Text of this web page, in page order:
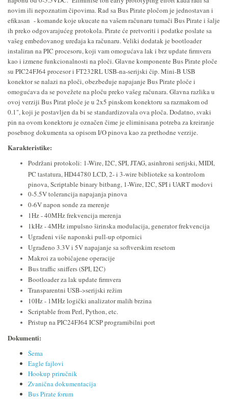
novim ili nepoznatim čipovima. Rad sa Bus Pirate pločom je jednostavan i
efikasan - komande koje ukucate na vašem računaru tumači Bus Pirate i šalje
ih preko odgovarajućeg protokola. Pirate će pretvoriti i podatke poslate sa
vašeg embedovanog uređaja ka računaru. Veliki dodatak je bootloader
instaliran na PIC procesoru, koji vam omogućava lak i brz update firmvera
kao i izmene funkcionalnosti na ploči. Glavne komponente Bus Pirate ploče
su PIC24FJ64 procesor i FT232RL USB-na-serijski čip. Mini-B USB
konektor se nalazi na ploči, obezbeđuje napajanje Bus Pirate ploče i
omogućava da se povežete na ploču preko vašeg računara. Glavna razlika u
ovoj verziji Bus Pirat ploče je u 2x5 pinskom konektoru sa razmakom od
0.1", koji je postavljen dabi se standardizovala ova ploča. Dodatno, svaki
pin na ovom konektoru je označen čime je eliminisana potreba za kreiranje
posebnog dokumenta sa opisom I/O pinova kao za prethodne verzije.
Karakteristike:
Podržani protokoli: 1-Wire, I2C, SPI, JTAG, asinhroni serijski, MIDI,
PC tastatura, HD44780 LCD, 2- i 3-wire biblioteke sa kontrolom
pinova, Scriptable binary bitbang, 1-Wire, I2C, SPI i UART modovi
0-5.5V tolerancija napajanja pinova
0-6V napon sonde za merenje
1Hz - 40MHz frekvencija merenja
1kHz - 4MHz impulsno širinska modulacija, generator frekvencija
Ugrađeni više naponski pull-up otpornici
Ugrađeno 3.3V i 5V napajanje sa softverskim resetom
Makroi za uobičajene operacije
Bus traffic sniffers (SPI, I2C)
Bootloader za lak update firmvera
Transparentni USB->serijski režim
10Hz - 1MHz logički analizator malih brzina
Scriptable from Perl, Python, etc.
Pristup na PIC24FJ64 ICSP programibilni port
Dokumenti:
Šema
Eagle fajlovi
Hookup priručnik
Zvanična dokumentacija
Bus Pirate forum